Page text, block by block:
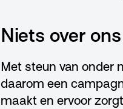
Niets over
Met steun van onder
daarom een
maakt en ervoor